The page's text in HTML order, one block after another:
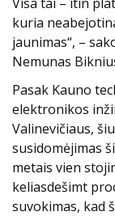
kuria
jaunimas“, –
Nemunas
Pasak Kauno
elektronikos
Valinevičiaus,
susidomėjimas
metais vien
keliasdešimt
suvokimas, kad